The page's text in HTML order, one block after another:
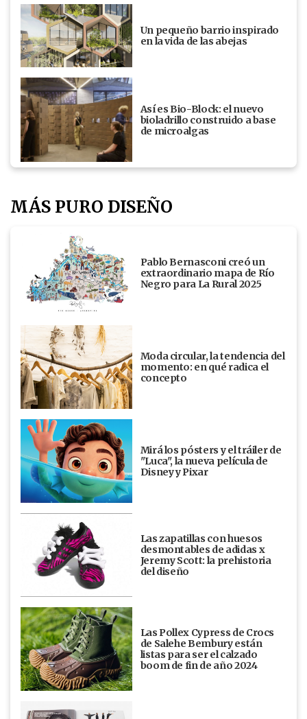
Un pequeño barrio inspirado
en la vida de las abejas
Así es Bio-Block: el nuevo
bioladrillo construido a base
de microalgas
MÁS PURO DISEÑO
Pablo Bernasconi creó un
extraordinario mapa de Río
Negro para La Rural 2025
Moda circular, la tendencia del
momento: en qué radica el
concepto
Mirá los pósters y el tráiler de
"Luca", la nueva película de
Disney y Pixar
Las zapatillas con huesos
desmontables de adidas x
Jeremy Scott: la prehistoria
del diseño
Las Pollex Cypress de Crocs
de Salehe Bembury están
listas para ser el calzado
boom de fin de año 2024